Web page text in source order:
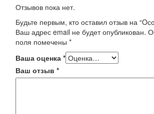
Отзывов пока нет.
Будьте первым, кто оставил отзыв на
Ваш адрес email не будет опубликован.
поля помечены *
Ваша оценка *
Ваш отзыв *